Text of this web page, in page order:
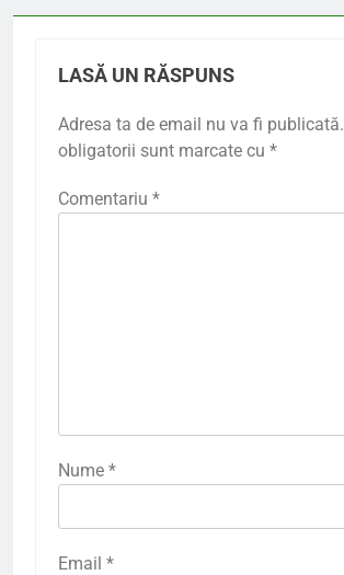
LASĂ UN RĂSPUNS
Adresa ta de email nu va fi publicată.
obligatorii sunt marcate cu *
Comentariu *
Nume *
Email *